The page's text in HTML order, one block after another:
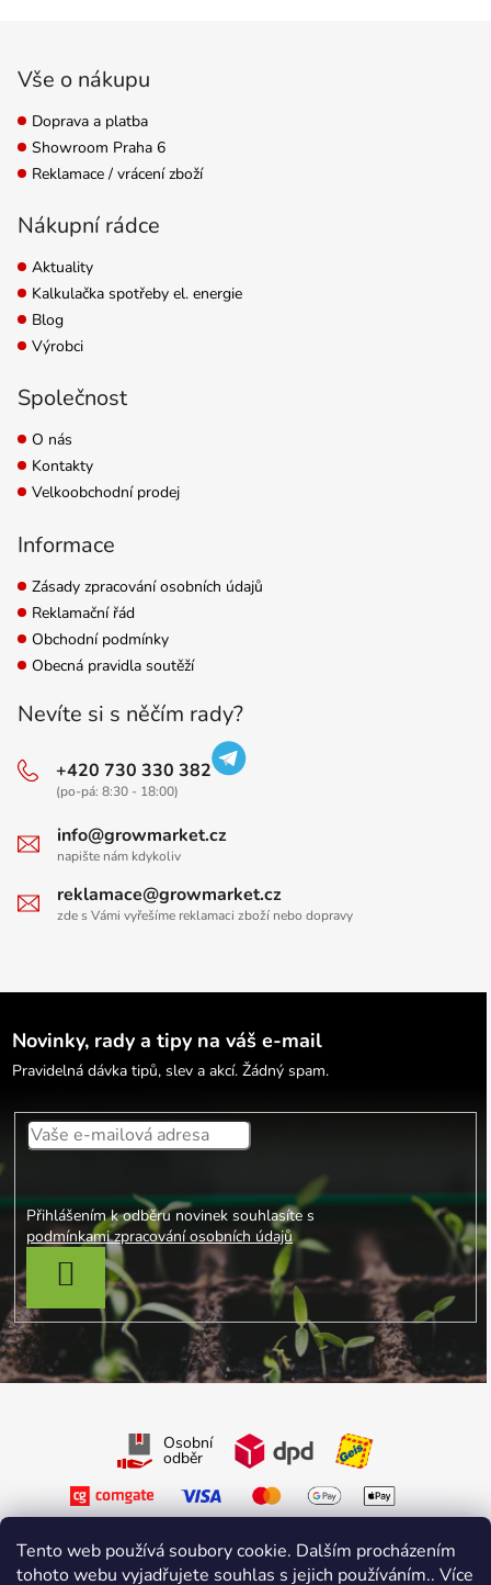
Tento web používá soubory cookie. Dalším procházením
tohoto webu vyjadřujete souhlas s jejich používáním.. Více
Vše o nákupu
Doprava a platba
Showroom Praha 6
Reklamace / vrácení zboží
Nákupní rádce
Aktuality
Kalkulačka spotřeby el. energie
Blog
Výrobci
Společnost
O nás
Kontakty
Velkoobchodní prodej
Informace
Zásady zpracování osobních údajů
Reklamační řád
Obchodní podmínky
Obecná pravidla soutěží
Nevíte si s něčím rady?
+420 730 330 382
(po-pá: 8:30 - 18:00)
info@growmarket.cz
napište nám kdykoliv
reklamace@growmarket.cz
zde s Vámi vyřešíme reklamaci zboží nebo dopravy
Novinky, rady a tipy na váš e-mail
Pravidelná dávka tipů, slev a akcí. Žádný spam.
Přihlášením k odběru novinek souhlasíte s
podmínkami zpracování osobních údajů
PŘIHLÁSIT SE
Osobní
odběr